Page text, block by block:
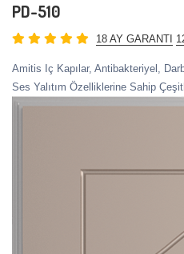
PD-510
18 AY GARANTI
Amitis Iç Kapılar, Antibakteriyel,
Ses Yalıtım Özelliklerine Sahip